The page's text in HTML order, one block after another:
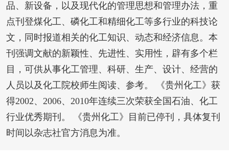
品、新设备，以及现代化的管理思想和管理办法，重
点刊登煤化工、磷化工和精细化工等多行业的科技论
文，同时报道相关的化工知识、动态和经济信息。本
刊强调文献的新颖性、先进性、实用性，辟有多个栏
目，可供从事化工管理、科研、生产、设计、经营的
人员以及化工院校师生阅读、参考。 《贵州化工》获
得2002、2006、2010年连续三次荣获全国石油、化工
行业优秀期刊。 《贵州化工》目前已停刊，具体复刊
时间以杂志社官方消息为准。